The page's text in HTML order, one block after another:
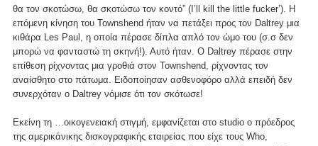
θα τον σκοτώσω, θα σκοτώσω τον κοντό” (Ι’ll kill the little fucker’). H
επόμενη κίνηση του Townshend ήταν να πετάξει προς τον Daltrey μια
κιθάρα Les Paul, η οποία πέρασε δίπλα απλό τον ώμο του (σ.σ δεν
μπορώ να φανταστώ τη σκηνή!). Αυτό ήταν. Ο Daltrey πέρασε στην
επίθεση ρίχνοντας μια γροθιά στον Townshend, ρίχνοντας τον
αναίσθητο στο πάτωμα. Ειδοποίησαν ασθενοφόρο αλλά επειδή δεν
συνερχόταν ο Daltrey νόμισε ότι τον σκότωσε!
Εκείνη τη …οικογενειακή στιγμή, εμφανίζεται στο studio o πρόεδρος
της αμερικάνικης δισκογραφικής εταιρείας που είχε τους Who,